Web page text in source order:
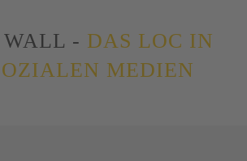
by Usercentrics
Management
- DAS LOC IN
MEDIEN